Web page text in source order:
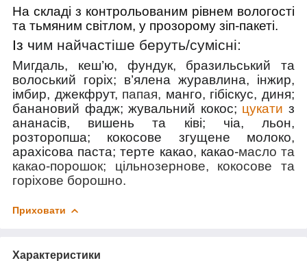
На складі з контрольованим рівнем вологості
та тьмяним світлом, у прозорому зіп-пакеті.
Із чим найчастіше беруть/cумісні:
Мигдаль, кеш’ю, фундук, бразильський та
волоський горіх; в’ялена журавлина, інжир,
імбир, джекфрут, папая, манго, гібіскус, диня;
банановий фадж; жувальний кокос; цукати з
ананасів, вишень та ківі; чіа, льон,
розторопша; кокосове згущене молоко,
арахісова паста; терте какао, какао-масло та
какао-порошок; цільнозернове, кокосове та
горіхове борошно.
Приховати
Характеристики